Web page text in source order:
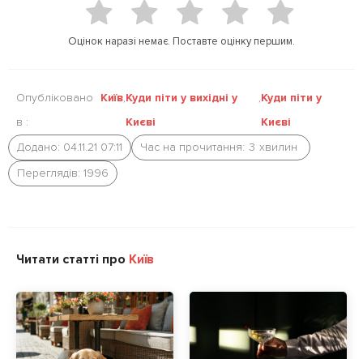
o
k
Оцінок наразі немає. Поставте оцінку першим.
Опубліковано
в :
Київ,Куди піти у вихідні у
Києві
,Куди піти у
Києві
Додано: 04.11.21 07:11
Час на прочитання: 3 хвилин
Переглядів: 1996
Читати статті про Київ